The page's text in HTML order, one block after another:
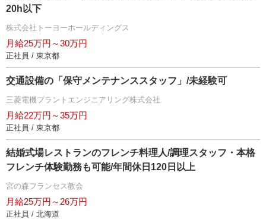
20h以下
株式会社トーヨーホールディングス
月給25万円～30万円
正社員 / 東京都
交通設備の「保守メンテナンススタッフ」/未経験可
三菱電機プラントエンジニアリング株式会社
月給22万円～35万円
正社員 / 東京都
結婚式場レストランのフレンチ料理人/調理スタッフ・本格
フレンチ体験勤務も可能/年間休日120日以上
宮の森フランセス教会
月給25万円～26万円
正社員 / 北海道